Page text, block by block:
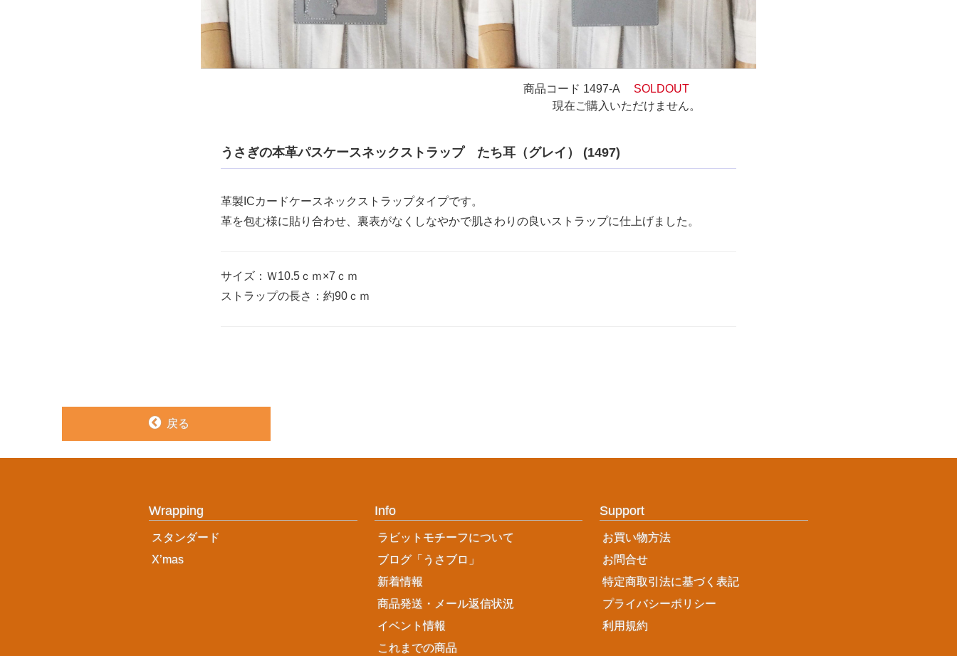
商品コード 1497-A
SOLDOUT
現在ご購入いただけません。
うさぎの本革パスケースネックストラップ たち耳（グレイ） (1497)
革製ICカードケースネックストラップタイプです。
革を包む様に貼り合わせ、裏表がなくしなやかで肌さわりの良いストラップに仕上げました。
サイズ：Ｗ10.5ｃｍ×7ｃｍ
ストラップの長さ：約90ｃｍ
戻る
Wrapping
スタンダード
X’mas
Info
ラビットモチーフについて
ブログ「うさブロ」
新着情報
商品発送・メール返信状況
イベント情報
これまでの商品
Support
お買い物方法
お問合せ
特定商取引法に基づく表記
プライバシーポリシー
利用規約